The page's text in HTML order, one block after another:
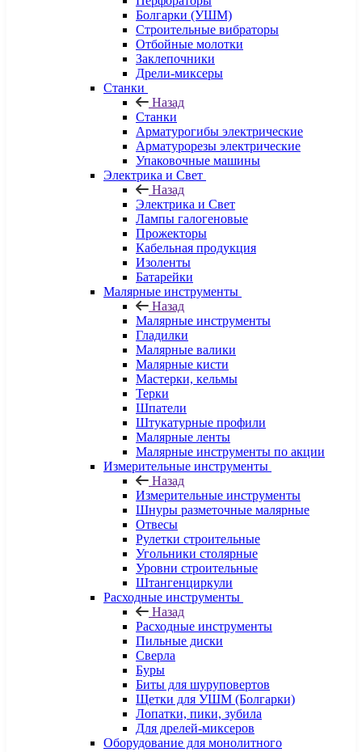
Болгарки (УШМ)
Строительные вибраторы
Отбойные молотки
Заклепочники
Дрели-миксеры
Станки
Назад
Станки
Арматурогибы электрические
Арматурорезы электрические
Упаковочные машины
Электрика и Свет
Назад
Электрика и Свет
Лампы галогеновые
Прожекторы
Кабельная продукция
Изоленты
Батарейки
Малярные инструменты
Назад
Малярные инструменты
Гладилки
Малярные валики
Малярные кисти
Мастерки, кельмы
Терки
Шпатели
Штукатурные профили
Малярные ленты
Малярные инструменты по акции
Измерительные инструменты
Назад
Измерительные инструменты
Шнуры разметочные малярные
Отвесы
Рулетки строительные
Угольники столярные
Уровни строительные
Штангенциркули
Расходные инструменты
Назад
Расходные инструменты
Пильные диски
Сверла
Буры
Биты для шуруповертов
Щетки для УШМ (Болгарки)
Лопатки, пики, зубила
Для дрелей-миксеров
Оборудование для монолитного